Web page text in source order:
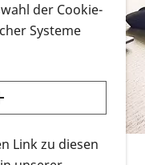
Infonmaterial
herunterladen
zum
RETINA-Website
an.
der Cookie-
Systeme
Link zu diesen